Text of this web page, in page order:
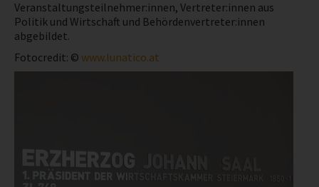
Veranstaltungsteilnehmer:innen, Vertreter:innen aus
Politik und Wirtschaft und Behördenvertreter:innen
abgebildet.
Fotocredit: © www.lunatico.at